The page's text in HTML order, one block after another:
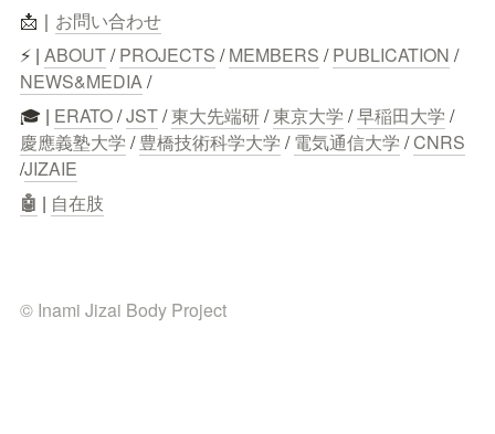
📩｜ お問い合わせ
⚡ | ABOUT / PROJECTS / MEMBERS / PUBLICATION /
NEWS&MEDIA /
🎓 | ERATO / JST / 東大先端研 / 東京大学 / 早稲田大学 /
慶應義塾大学 / 豊橋技術科学大学 / 電気通信大学 / CNRS
/JIZAIE
🤖 | 自在肢
© Inami Jizai Body Project